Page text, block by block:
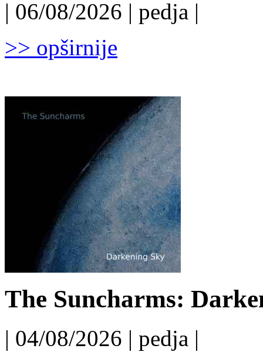
| 06/08/2026 | pedja |
>> opširnije
The Suncharms:
| 04/08/2026 | pedja |